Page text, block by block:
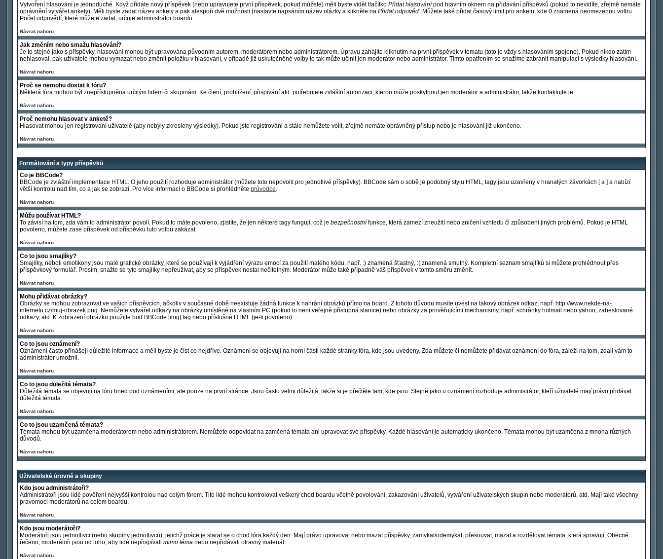
Vytvoření hlasování je jednoduché. Když přidáte nový příspěvek (nebo upravujete první příspěvek, pokud můžete) měli byste vidět tlačítko Přidat hlasování pod hlavním oknem na přidávání příspěvků (pokud to nevidíte, zřejmě nemáte
oprávnění vytvářet ankety). Měli byste zadat název ankety a pak alespoň dvě možnosti (nastavte napsáním název otázky a klikněte na Přidat odpověď. Můžete také přidat časový limit pro anketu, kde 0 znamená neomezenou volbu.
Počet odpovědí, které můžete zadat, určuje administrátor boardu.
Návrat nahoru
Jak změním nebo smažu hlasování?
Je to stejné jako s příspěvky, hlasování mohou být upravována původním autorem, moderátorem nebo administrátorem. Úpravu zahájíte kliknutím na první příspěvek v tématu (toto je vždy s hlasováním spojeno). Pokud nikdo zatím
nehlasoval, pak uživatelé mohou vymazat nebo změnit položku v hlasování, v případě již uskutečněné volby to tak může učinit jen moderátor nebo administrátor. Tímto opatřením se snažíme zabránit manipulaci s výsledky hlasování.
Návrat nahoru
Proč se nemohu dostat k fóru?
Některá fóra mohou být znepřístupněna určitým lidem či skupinám. Ke čtení, prohlížení, přispívání atd. potřebujete zvláštní autorizaci, kterou může poskytnout jen moderátor a administrátor, takže kontaktujte je.
Návrat nahoru
Proč nemohu hlasovat v anketě?
Hlasovat mohou jen registrovaní uživatelé (aby nebyly zkresleny výsledky). Pokud jste registrováni a stále nemůžete volit, zřejmě nemáte oprávněný přístup nebo je hlasování již ukončeno.
Návrat nahoru
Formátování a typy příspěvků
Co je BBCode?
BBCode je zvláštní implementace HTML. O jeho použití rozhoduje administrátor (můžete toto nepovolit pro jednotlivé příspěvky). BBCode sám o sobě je podobný stylu HTML, tagy jsou uzavřeny v hranatých závorkách [ a ] a nabízí
větší kontrolu nad tím, co a jak se zobrazí. Pro více informací o BBCode si prohlédněte průvodce.
Návrat nahoru
Můžu používat HTML?
To závisí na tom, zda vám to administrátor povolí. Pokud to máte povoleno, zjistíte, že jen některé tagy fungují, což je bezpečnostní funkce, která zamezí zneužití nebo zničení vzhledu či způsobení jiných problémů. Pokud je HTML
povoleno, můžete zase příspěvek od příspěvku tuto volbu zakázat.
Návrat nahoru
Co to jsou smajlíky?
Smajlíky, neboli emotikony jsou malé grafické obrázky, které se používají k vyjádření výrazu emocí za použití malého kódu, např. :) znamená šťastný, :( znamená smutný. Kompletní seznam smajlíků si můžete prohlédnout přes
příspěvkový formulář. Prosím, snažte se tyto smajlíky nepřeužívat, aby se příspěvek nestal nečitelným. Moderátor může také případně váš příspěvek v tomto směru změnit.
Návrat nahoru
Mohu přidávat obrázky?
Obrázky se mohou zobrazovat ve vašich příspěvcích, ačkoliv v současné době neexistuje žádná funkce k nahrání obrázků přímo na board. Z tohoto důvodu musíte uvést na takový obrázek odkaz, např. http://www.nekde-na-
internetu.cz/muj-obrazek.png. Nemůžete vytvářet odkazy na obrázky umístěné na vlastním PC (pokud to není veřejně přístupná stanice) nebo obrázky za prověřujícími mechanismy, např. schránky hotmail nebo yahoo, zaheslované
odkazy, atd. K zobrazení obrázku použijte buď BBCode [img] tag nebo příslušné HTML (je-li povoleno).
Návrat nahoru
Co to jsou oznámení?
Oznámení často přinášejí důležité informace a měli byste je číst co nejdříve. Oznámení se objevují na horní části každé stránky fóra, kde jsou uvedeny. Zda můžete či nemůžete přidávat oznámení do fóra, záleží na tom, zdali vám to
administrátor umožnil.
Návrat nahoru
Co to jsou důležitá témata?
Důležitá témata se objevují na fóru hned pod oznámeními, ale pouze na první stránce. Jsou často velmi důležitá, takže si je přečtěte tam, kde jsou. Stejně jako u oznámení rozhoduje administrátor, kteří uživatelé mají právo přidávat
důležitá témata.
Návrat nahoru
Co to jsou uzamčená témata?
Témata mohou být uzamčena moderátorem nebo administrátorem. Nemůžete odpovídat na zamčená témata ani upravovat své příspěvky. Každé hlasování je automaticky ukončeno. Témata mohou být uzamčena z mnoha různých
důvodů.
Návrat nahoru
Uživatelské úrovně a skupiny
Kdo jsou administrátoři?
Administrátoři jsou lidé pověření nejvyšší kontrolou nad celým fórem. Tito lidé mohou kontrolovat veškerý chod boardu včetně povolování, zakazování uživatelů, vytváření uživatelských skupin nebo moderátorů, atd. Mají také všechny
pravomoci moderátorů na celém boardu.
Návrat nahoru
Kdo jsou moderátoři?
Moderátoři jsou jednotlivci (nebo skupiny jednotlivců), jejichž práce je starat se o chod fóra každý den. Mají právo upravovat nebo mazat příspěvky, zamykat/odemykat, přesouvat, mazat a rozdělovat témata, která spravují. Obecně
řečeno, moderátoři jsou od toho, aby lidé nepřispívali mimo téma nebo nepřidávali otravný materiál.
Návrat nahoru